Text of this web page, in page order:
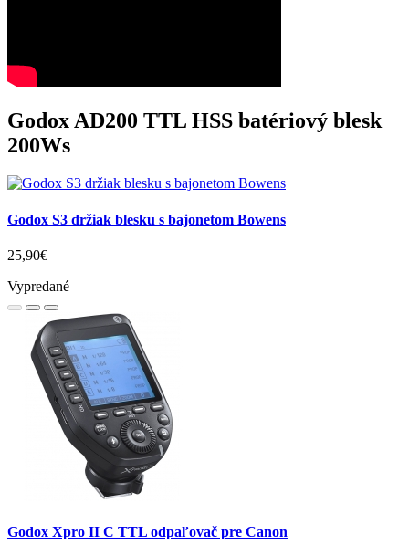
Godox AD200 TTL HSS batériový blesk
200Ws
Godox S3 držiak blesku s bajonetom Bowens
25,90€
Vypredané
Godox Xpro II C TTL odpaľovač pre Canon